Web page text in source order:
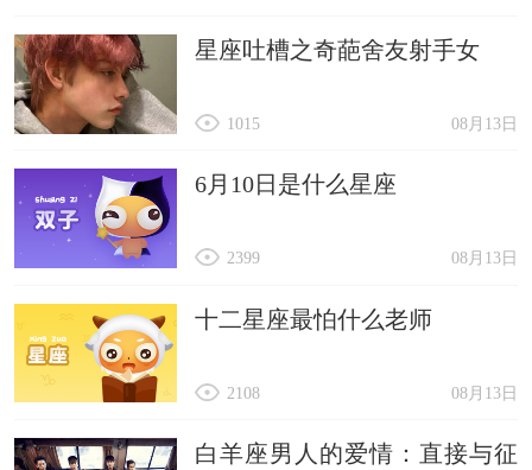
星座吐槽之奇葩舍友射手女
08月13日
1015
6月10日是什么星座
08月13日
2399
十二星座最怕什么老师
08月13日
2108
白羊座男人的爱情：直接与征